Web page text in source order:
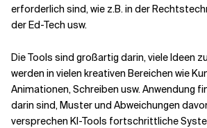
erforderlich sind, wie z.B. in der
der Ed-Tech usw.
Die Tools sind großartig darin, viele Ideen
werden in vielen kreativen Bereichen wie
Animationen, Schreiben usw. Anwendung
darin sind, Muster und Abweichungen
versprechen KI-Tools fortschrittliche